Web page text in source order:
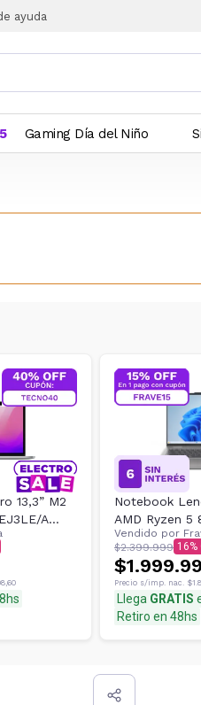
ayuda
Gaming Día del Niño
13,3” M2
A
Notebook
AMD Ryzen 5
83DK006HAR
Vendido por
$2.399.999 16
Precio s/imp. nac.
Llega GRATIS
Retiro en 48hs